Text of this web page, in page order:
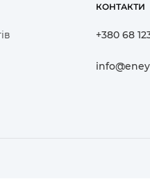
КОНТАКТИ
+380 68